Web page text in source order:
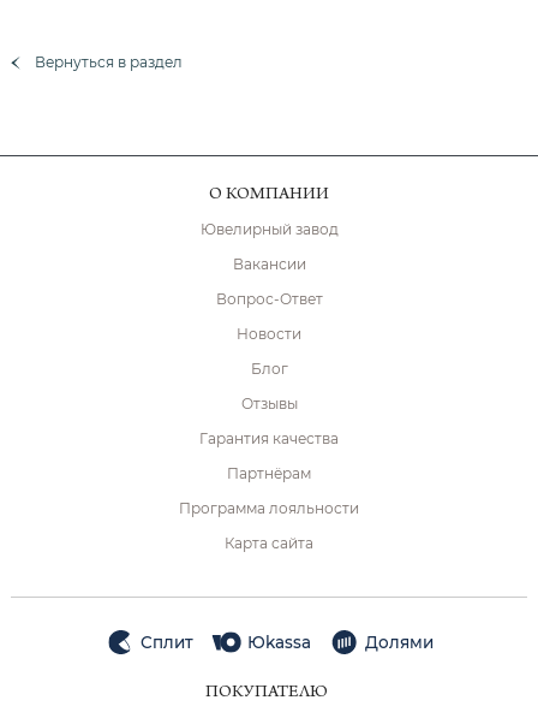
Вернуться в раздел
О КОМПАНИИ
Ювелирный завод
Вакансии
Вопрос-Ответ
Новости
Блог
Отзывы
Гарантия качества
Партнёрам
Программа лояльности
Карта сайта
Сплит Юkassa Долями
ПОКУПАТЕЛЮ